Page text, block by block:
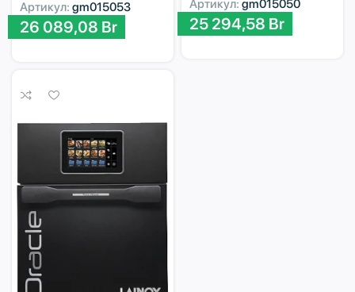
Артикул: gm015053
26 089,08 Br
Артикул: gm015050
25 294,58 Br